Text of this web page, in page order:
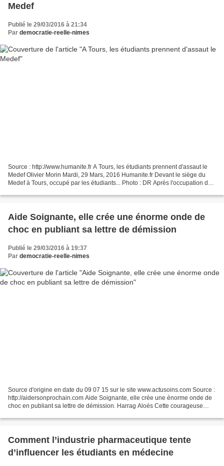
Medef
Publié le 29/03/2016 à 21:34
Par democratie-reelle-nimes
Source : http://www.humanite.fr A Tours, les étudiants prennent d'assaut le
Medef Olivier Morin Mardi, 29 Mars, 2016 Humanite.fr Devant le siège du
Medef à Tours, occupé par les étudiants... Photo : DR Après l'occupation des
Aide Soignante, elle crée une énorme onde de
choc en publiant sa lettre de démission
Publié le 29/03/2016 à 19:37
Par democratie-reelle-nimes
Source d'origine en date du 09 07 15 sur le site www.actusoins.com Source :
http://aidersonprochain.com Aide Soignante, elle crée une énorme onde de
choc en publiant sa lettre de démission. Harrag Aloés Cette courageuse
Comment l’industrie pharmaceutique tente
d’influencer les étudiants en médecine